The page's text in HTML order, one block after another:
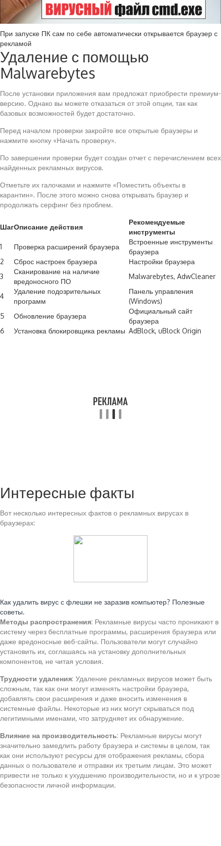
При запуске ПК сам по себе автоматически открывается браузер с
рекламой
Удаление с помощью
Malwarebytes
После установки приложения вам предложат приобрести премиум-
версию. Однако вы можете отказаться от этой опции, так как
базовых возможностей будет достаточно.
Перед началом проверки закройте все открытые браузеры и
нажмите кнопку «Начать проверку».
По завершении проверки будет создан отчет с перечислением всех
найденных рекламных вирусов.
Отметьте их галочками и нажмите «Поместить объекты в
карантин». После этого можно снова открывать браузер и
продолжать серфинг без проблем.
ШагОписание действия
Рекомендуемые
инструменты
1
Проверка расширений браузера
Встроенные инструменты
браузера
2
Сброс настроек браузера
Настройки браузера
3
Сканирование на наличие
вредоносного ПО
Malwarebytes, AdwCleaner
4
Удаление подозрительных
программ
Панель управления
(Windows)
5
Обновление браузера
Официальный сайт
браузера
6
Установка блокировщика рекламы AdBlock, uBlock Origin
Интересные факты
Вот несколько интересных фактов о рекламных вирусах в
браузерах:
Как удалить вирус с флешки не заразив компьютер? Полезные
советы.
Методы распространения: Рекламные вирусы часто проникают в
систему через бесплатные программы, расширения браузера или
даже вредоносные веб-сайты. Пользователи могут случайно
установить их, соглашаясь на установку дополнительных
компонентов, не читая условия.
Трудности удаления: Удаление рекламных вирусов может быть
сложным, так как они могут изменять настройки браузера,
добавлять свои расширения и даже вносить изменения в
системные файлы. Некоторые из них могут скрываться под
легитимными именами, что затрудняет их обнаружение.
Влияние на производительность: Рекламные вирусы могут
значительно замедлить работу браузера и системы в целом, так
как они используют ресурсы для отображения рекламы, сбора
данных о пользователе и отправки их третьим лицам. Это может
привести не только к ухудшению производительности, но и к угрозе
безопасности личной информации.